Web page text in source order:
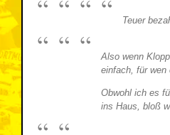
Teuer
Also wenn
einfach, für wen
Obwohl ich es
ins Haus, bloß